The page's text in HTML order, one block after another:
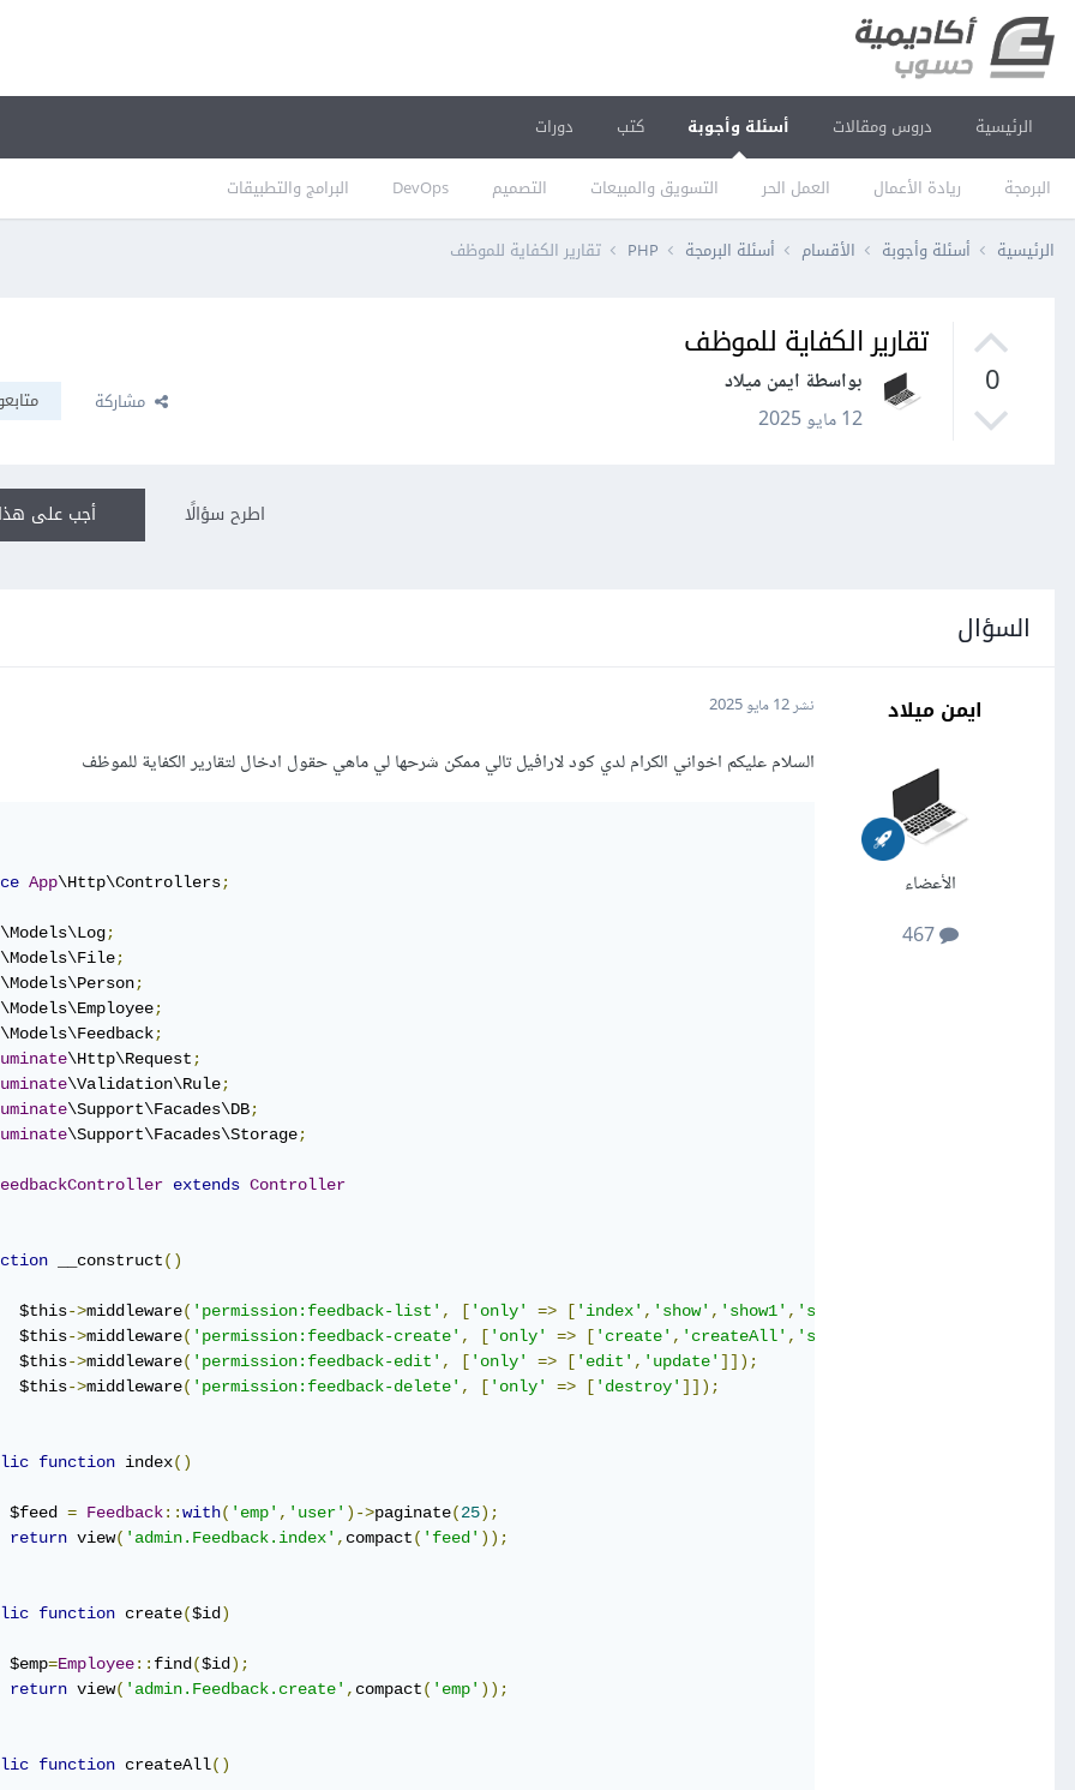
الرئيسية دروس ومقالات أسئلة وأجوبة
البرمجة ريادة الأعمال العمل الحر التسويق والمبيعات التصميم DevOps البرامج والتطبيقات
كتب دورات
الرئيسية أسئلة وأجوبة الأقسام أسئلة البرمجة PHP تقارير الكفاية للموظف
0
تقارير الكفاية للموظف
بواسطة ايمن ميلاد
12 مايو 2025
مشاركة
أجب على اطرح سؤالًا
السؤال
ايمن ميلاد
الأعضاء
467
نشر12 مايو 2025
السلام عليكم اخواني الكرام لدي كود لارافيل تالي ممكن شرحها لي ماهي حقول ادخال لتقارير الكفاية للموظف
App\Http\Controllers;
\Models\Log;
\Models\File;
\Models\Person;
\Models\Employee;
\Models\Feedback;
\Http\Request ;
\Validation\Rule;
\Support\Facades\DB;
\Support\Facades\Storage;
extends Controller
__construct()
$this
->middleware( 'permission:feedback-list' , [ 'only' => [ 'index' , 'show' , 'show1' , 'search'
$this
->middleware( 'permission:feedback-create' , [ 'only' => [ 'create' , 'createAll' , 'store'
$this
->middleware( 'permission:feedback-edit' , [ 'only' => [ 'edit' , 'update' ]]);
$this
->middleware( 'permission:feedback-delete' , [ 'only' => [ 'destroy' ]]);
function index()
$feed
= Feedback::with( 'emp' , 'user' )->paginate(25);
return view( 'admin.Feedback.index' , compact( 'feed' ));
function create($id )
$emp
=Employee:: find ($id );
return view( 'admin.Feedback.create' , compact( 'emp' ));
function createAll()